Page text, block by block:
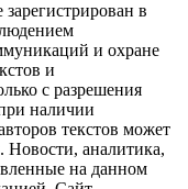
в
и охране
и
с разрешения
наличии
текстов может
Новости, аналитика,
на данном